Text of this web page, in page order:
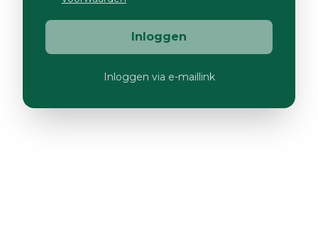
Inloggen
Inloggen via e-maillink